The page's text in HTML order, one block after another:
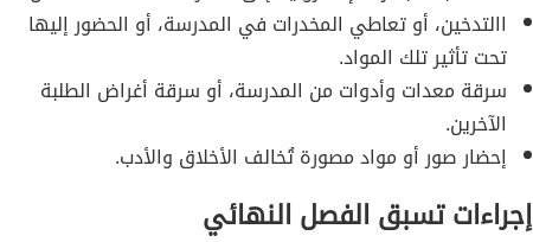
االتدخين، أو تعاطي المخدرات في المدرسة، أو الحضور إليها
تحت تأثير تلك المواد.
سرقة معدات وأدوات من المدرسة، أو سرقة أغراض الطلبة
الآخرين.
إحضار صور أو مواد مصورة تُخالف الأخلاق والأدب.
إجراءات تسبق الفصل النهائي